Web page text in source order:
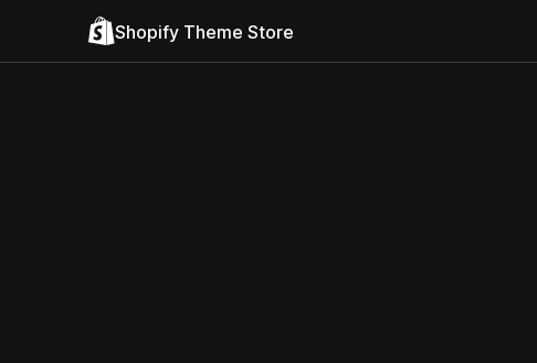
Shopify Theme Store